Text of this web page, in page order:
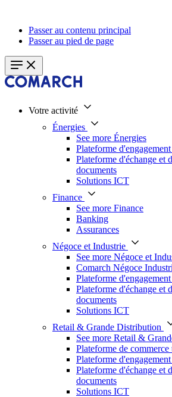
Passer au contenu principal
Passer au pied de page
Votre activité
Énergies
See more Énergies
Plateforme
Plateforme d'échange et
documents
Solutions ICT
Finance
See more Finance
Banking
Assurances
Négoce et Industrie
See more Négoce et
Comarch Négoce
Plateforme
Plateforme d'échange et
documents
Solutions ICT
Retail & Grande Distribution
See more Retail &
Plateforme de
Plateforme
Plateforme d'échange et
documents
Solutions ICT